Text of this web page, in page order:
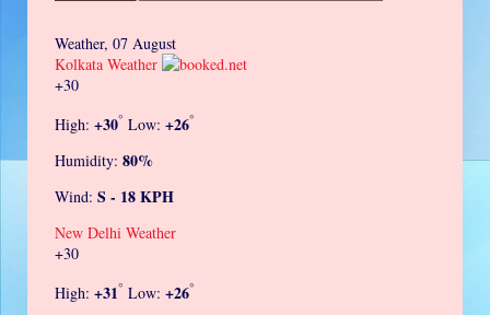
Weather, 07 August
Kolkata Weather
+30
High: +30° Low: +26°
Humidity: 80%
Wind: S - 18 KPH
New Delhi Weather
+30
High: +31° Low: +26°